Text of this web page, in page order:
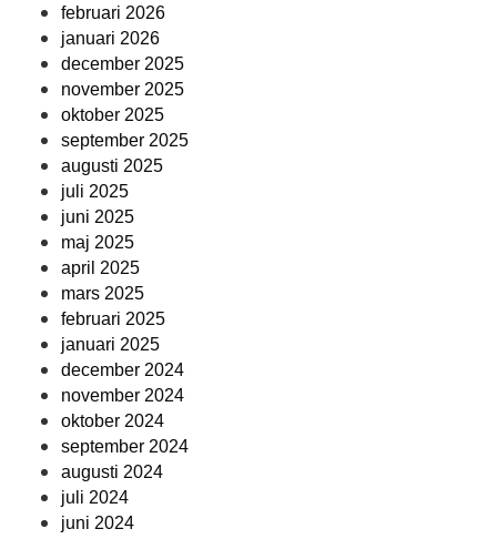
februari 2026
januari 2026
december 2025
november 2025
oktober 2025
september 2025
augusti 2025
juli 2025
juni 2025
maj 2025
april 2025
mars 2025
februari 2025
januari 2025
december 2024
november 2024
oktober 2024
september 2024
augusti 2024
juli 2024
juni 2024